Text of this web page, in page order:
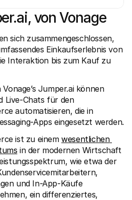
von Vonage
sich zusammengeschlossen,
Einkaufserlebnis von
Interaktion bis zum Kauf zu
Jumper.ai können
Live-Chats für den
automatisieren, die in
Apps eingesetzt werden.
ist zu einem wesentlichen
in der modernen Wirtschaft
wie etwa der
und In-App-Käufe
ein differenziertes,
und Updates für
unseren Plug-and-Play-Paketen
an
für Ihr